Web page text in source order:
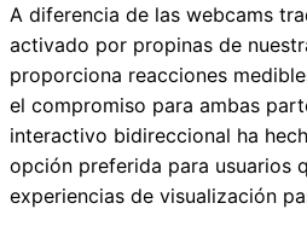
A diferencia de las webcams
activado por propinas de
proporciona reacciones
el compromiso para ambas
interactivo bidireccional ha
opción preferida para usuarios
experiencias de visualización